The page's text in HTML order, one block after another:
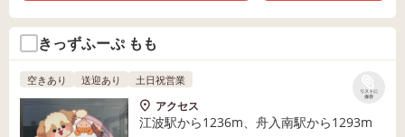
きっずふーぷ もも
リストに
保存
空きあり 送迎あり 土日祝営業
アクセス
江波駅から1236m、舟入南駅から1293m